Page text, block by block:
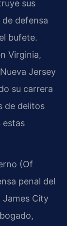
sus
defensa
bufete.
Virginia,
Jersey
su carrera
de delitos
estas
(Of
penal del
James City